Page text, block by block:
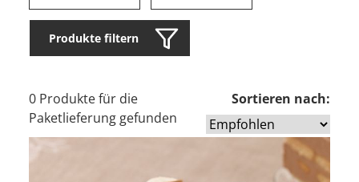
Produkte filtern
0 Produkte für die
Paketlieferung gefunden
Sortieren nach: